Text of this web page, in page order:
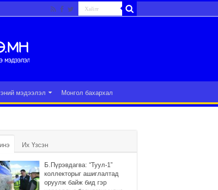
мэдээлэл Монгол бахархал
Их Үзсэн
Б.Пүрэвдагва: “Туул-1”
коллекторыг ашиглалтад
оруулж байж бид гэр